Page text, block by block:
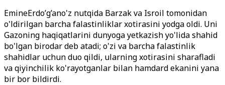
EmineErdo’g’ano'z nutqida Barzak va Isroil tomonidan
o'ldirilgan barcha falastinliklar xotirasini yodga oldi. Uni
Gazoning haqiqatlarini dunyoga yetkazish yo'lida shahid
bo'lgan birodar deb atadi; o'zi va barcha falastinlik
shahidlar uchun duo qildi, ularning xotirasini sharafladi
va qiyinchilik ko'rayotganlar bilan hamdard ekanini yana
bir bor bildirdi.